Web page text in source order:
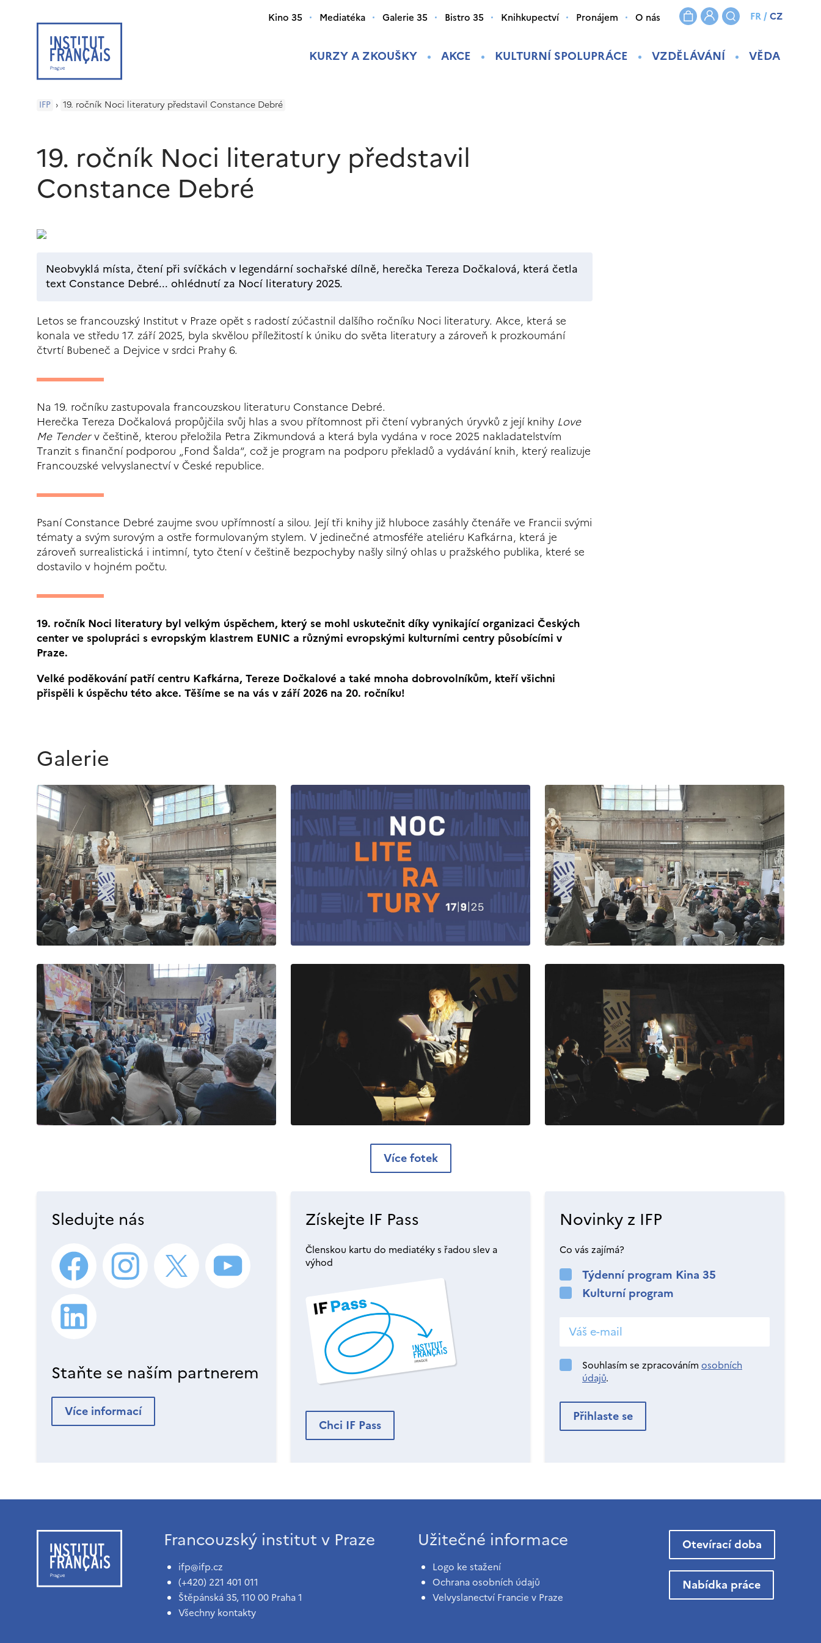
KURZY A ZKOUŠKY AKCE KULTURNÍ SPOLUPRÁCE VZDĚLÁVÁNÍ VĚDA
Kino 35 Mediatéka Galerie 35 Bistro 35 Knihkupectví Pronájem O nás FR/CZ
IFP › 19. ročník Noci literatury představil Constance Debré
19. ročník Noci literatury představil
Constance Debré
Neobvyklá místa, čtení při svíčkách v legendární sochařské dílně, herečka Tereza Dočkalová, která četla
text Constance Debré... ohlédnutí za Nocí literatury 2025.
Letos se francouzský Institut v Praze opět s radostí zúčastnil dalšího ročníku Noci literatury. Akce, která se
konala ve středu 17. září 2025, byla skvělou příležitostí k úniku do světa literatury a zároveň k prozkoumání
čtvrtí Bubeneč a Dejvice v srdci Prahy 6.
Na 19. ročníku zastupovala francouzskou literaturu Constance Debré.
Herečka Tereza Dočkalová propůjčila svůj hlas a svou přítomnost při čtení vybraných úryvků z její knihy Love
Me Tenderv češtině, kterou přeložila Petra Zikmundová a která byla vydána v roce 2025 nakladatelstvím
Tranzit s finanční podporou „Fond Šalda“, což je program na podporu překladů a vydávání knih, který realizuje
Francouzské velvyslanectví v České republice.
Psaní Constance Debré zaujme svou upřímností a silou. Její tři knihy již hluboce zasáhly čtenáře ve Francii svými
tématy a svým surovým a ostře formulovaným stylem. V jedinečné atmosféře ateliéru Kafkárna, která je
zároveň surrealistická i intimní, tyto čtení v češtině bezpochyby našly silný ohlas u pražského publika, které se
dostavilo v hojném počtu.
19. ročník Noci literatury byl velkým úspěchem, který se mohl uskutečnit díky vynikající organizaci Českých
center ve spolupráci s evropským klastrem EUNIC a různými evropskými kulturními centry působícími v
Praze.
Velké poděkování patří centru Kafkárna, Tereze Dočkalové a také mnoha dobrovolníkům, kteří všichni
přispěli k úspěchu této akce. Těšíme se na vás v září 2026 na 20. ročníku!
Galerie
Více fotek
Sledujte nás
Staňte se naším partnerem
Více informací
Získejte IF Pass
Členskou kartu do mediatéky s řadou slev a
výhod
Chci IF Pass
Novinky z IFP
Co vás zajímá?
Týdenní program Kina 35
Kulturní program
Souhlasím se zpracováním osobních
údajů.
Francouzský institut v Praze
ifp@ifp.cz
(+420) 221 401 011
Štěpánská 35, 110 00 Praha 1
Všechny kontakty
Užitečné informace
Logo ke stažení
Ochrana osobních údajů
Velvyslanectví Francie v Praze
Otevírací doba
Nabídka práce